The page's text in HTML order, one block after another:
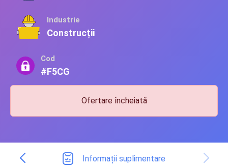
Industrie
Construcții
Cod
#F5CG
Ofertare încheiată
Informații suplimentare